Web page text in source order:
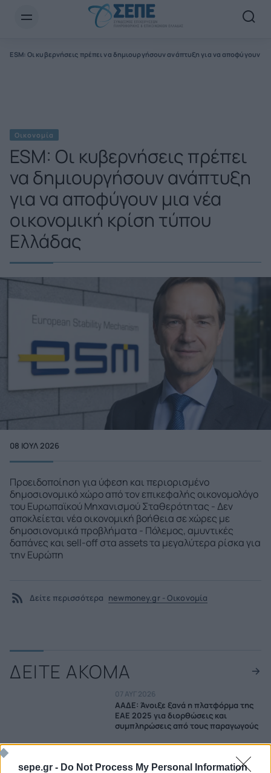
sepe.gr - Do Not Process My Personal Information
ESM: Οι κυβερνήσεις πρέπει να δημιουργήσουν ανάπτυξη για να αποφύγουν
Οικονομία
ESM: Οι κυβερνήσεις πρέπει
να δημιουργήσουν ανάπτυξη
για να αποφύγουν μια νέα
οικονομική κρίση τύπου
Ελλάδας
08 ΙΟΥΛ 2026
Προειδοποίηση για ύφεση και περιορισμένο
δημοσιονομικό χώρο από τον επικεφαλής οικονομολόγο
του Ευρωπαϊκού Μηχανισμού Σταθερότητας - Δεν
αποκλείεται νέα οικονομική βοήθεια σε χώρες με
δημοσιονομικά προβλήματα - Πόλεμος, αμυντικές
δαπάνες και sell-off στα assets τα μεγαλύτερα ρίσκα για
την Ευρώπη
Δείτε περισσότερα newmoney.gr - Οικονομία
ΔΕΙΤΕ ΑΚΟΜΑ
07 ΑΥΓ 2026
ΑΑΔΕ: Άνοιξε ξανά η πλατφόρμα της
ΕΑΕ 2025 για διορθώσεις και
συμπληρώσεις από τους παραγωγούς
Κατασχεμένα ακίνητα: Η νέα ρύθμιση
που ξεμπλοκάρει τις πωλήσεις
Newsletter Email*